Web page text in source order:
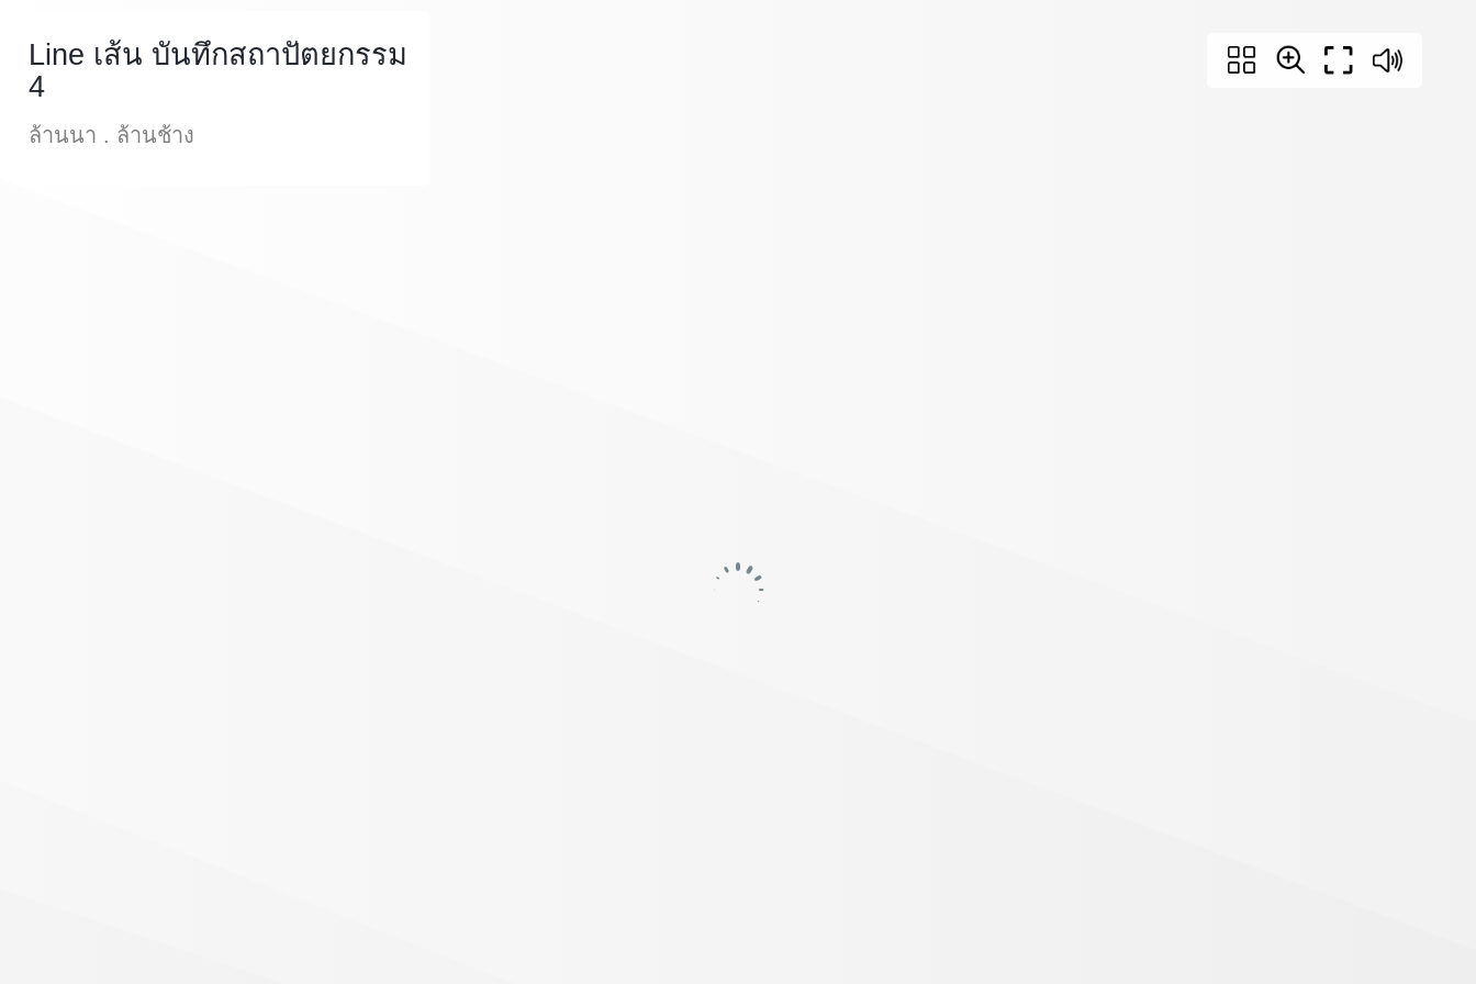
Line เส้น บันทึกสถาปัตยกรรม
4
ล้านนา . ล้านช้าง